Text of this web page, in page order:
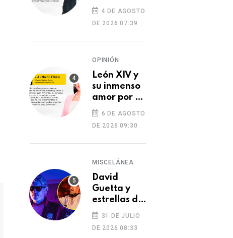
indulta a
Castillo o
Toledo
4 DE AGOSTO
DE 2026 07:39
OPINIÓN
León XIV y
su inmenso
amor por el
Perú
6 DE AGOSTO
DE 2026 09:30
MISCELÁNEA
David
Guetta y
estrellas de
la música
despiden a
DJ Kavinsky
31 DE JULIO
DE 2026 08:33